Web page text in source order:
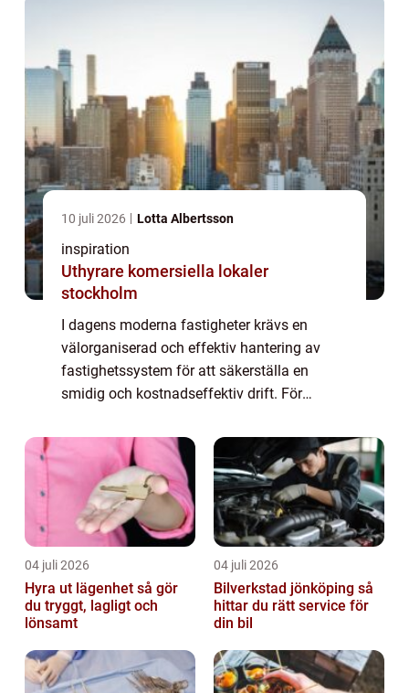
10 juli 2026 Lotta Albertsson
inspiration
Uthyrare komersiella lokaler
stockholm
I dagens moderna fastigheter krävs en
välorganiserad och effektiv hantering av
fastighetssystem för att säkerställa en
smidig och kostnadseffektiv drift. För
...
04 juli 2026
Hyra ut lägenhet så gör
du tryggt, lagligt och
lönsamt
04 juli 2026
Bilverkstad jönköping så
hittar du rätt service för
din bil